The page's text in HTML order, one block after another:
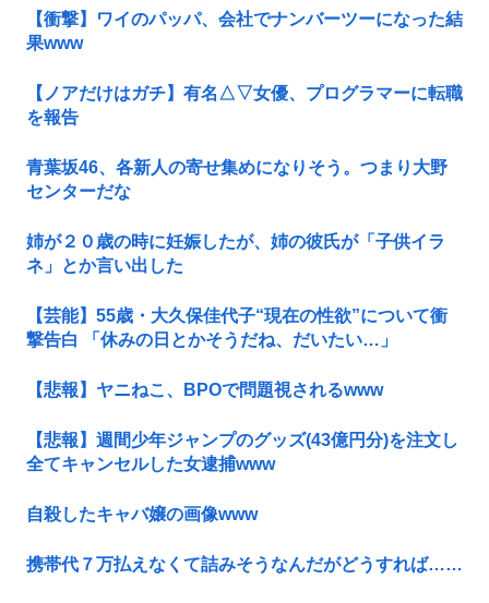
【衝撃】ワイのパッパ、会社でナンバーツーになった結
果www
【ノアだけはガチ】有名△▽女優、プログラマーに転職
を報告
青葉坂46、各新人の寄せ集めになりそう。つまり大野
センターだな
姉が２０歳の時に妊娠したが、姉の彼氏が「子供イラ
ネ」とか言い出した
【芸能】55歳・大久保佳代子“現在の性欲”について衝
撃告白 「休みの日とかそうだね、だいたい…」
【悲報】ヤニねこ、BPOで問題視されるwww
【悲報】週間少年ジャンプのグッズ(43億円分)を注文し
全てキャンセルした女逮捕www
自殺したキャバ嬢の画像www
携帯代７万払えなくて詰みそうなんだがどうすれば……